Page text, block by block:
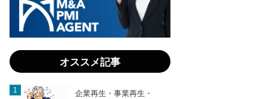
オススメ記事
企業再生・事業再生・